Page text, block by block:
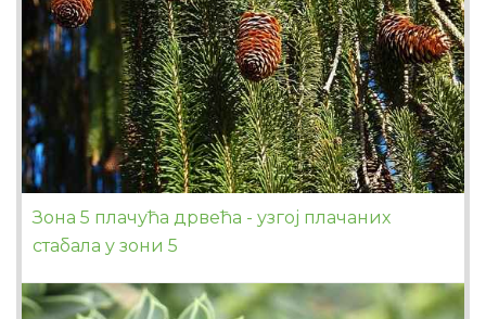
Зона 5 плачућа дрвећа - узгој плачаних
стабала у зони 5